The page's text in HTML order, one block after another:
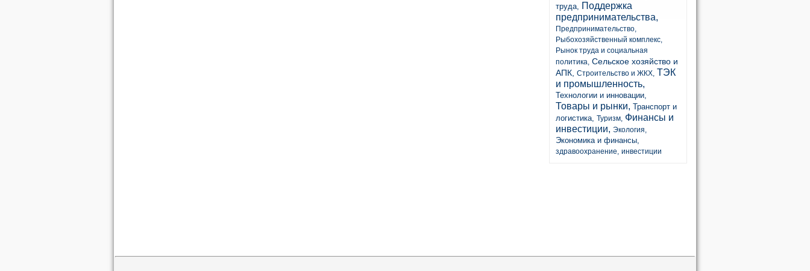
труда, Поддержка
предпринимательства,
Предпринимательство,
Рыбохозяйственный комплекс,
Рынок труда и социальная
политика, Сельское хозяйство и
АПК, Строительство и ЖКХ, ТЭК
и промышленность,
Технологии и инновации,
Товары и рынки, Транспорт и
логистика, Туризм, Финансы и
инвестиции, Экология,
Экономика и финансы,
здравоохранение, инвестиции